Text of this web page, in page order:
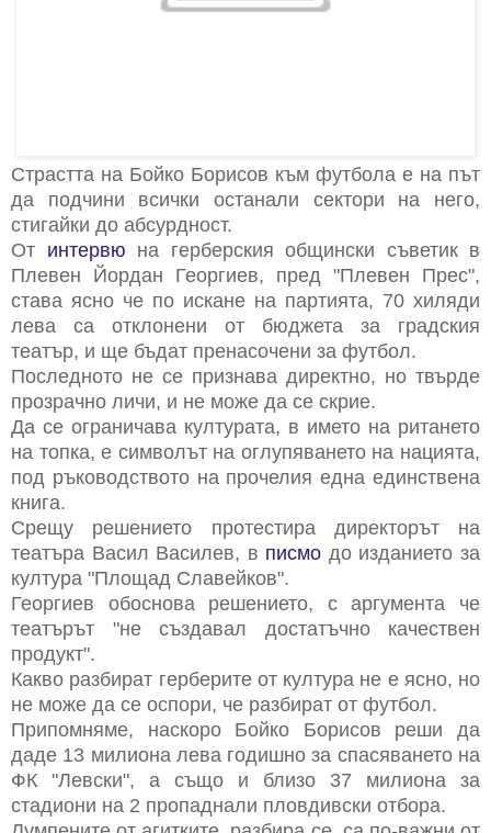
Страстта на Бойко Борисов към футбола е на път
да подчини всички останали сектори на него,
стигайки до абсурдност.
От интервю на герберския общински съветик в
Плевен Йордан Георгиев, пред "Плевен Прес",
става ясно че по искане на партията, 70 хиляди
лева са отклонени от бюджета за градския
театър, и ще бъдат пренасочени за футбол.
Последното не се признава директно, но твърде
прозрачно личи, и не може да се скрие.
Да се ограничава културата, в името на ритането
на топка, е символът на оглупяването на нацията,
под ръководството на прочелия една единствена
книга.
Срещу решението протестира директорът на
театъра Васил Василев, в писмо до изданието за
култура "Площад Славейков".
Георгиев обоснова решението, с аргумента че
театърът "не създавал достатъчно качествен
продукт".
Какво разбират герберите от култура не е ясно, но
не може да се оспори, че разбират от футбол.
Припомняме, наскоро Бойко Борисов реши да
даде 13 милиона лева годишно за спасяването на
ФК "Левски", а също и близо 37 милиона за
стадиони на 2 пропаднали пловдивски отбора.